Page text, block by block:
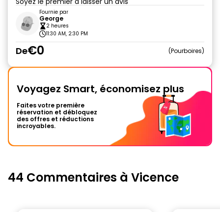
Fournie par
George
2 heures
11:30 AM, 2:30 PM
De€0 Pourboires
Voyagez Smart, économisez plus
Faites votre première
réservation et débloquez
des offres et réductions
incroyables.
44 Commentaires à Vicence